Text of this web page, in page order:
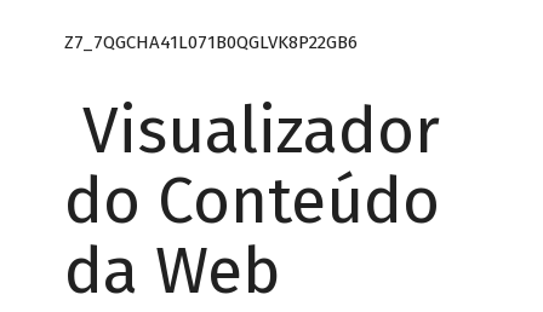
Z7_7QGCHA41L071B0QGLVK8P22GB6
Visualizador
do Conteúdo
da Web